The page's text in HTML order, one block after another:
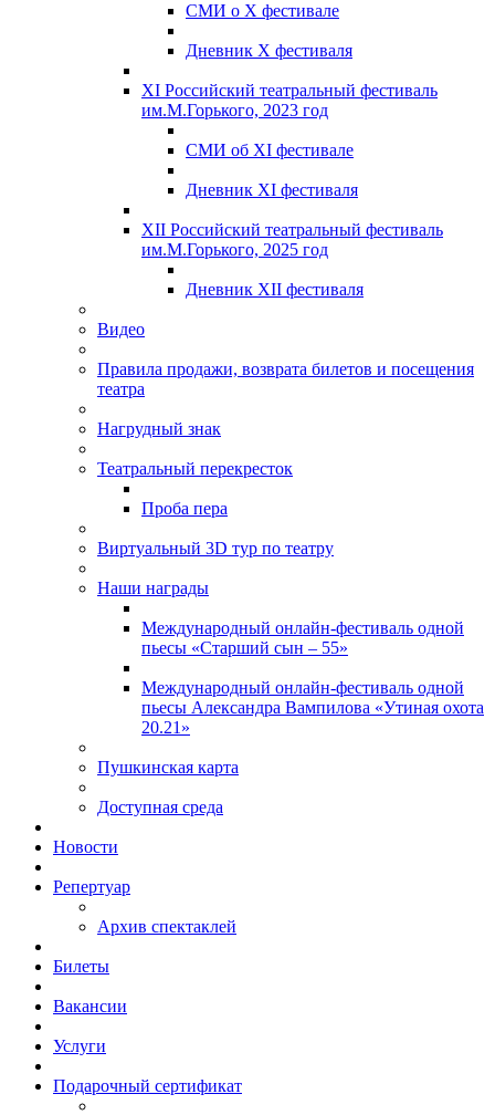
СМИ о X фестивале
Дневник X фестиваля
XI Российский театральный фестиваль
им.М.Горького, 2023 год
СМИ об XI фестивале
Дневник XI фестиваля
XII Российский театральный фестиваль
им.М.Горького, 2025 год
Дневник XII фестиваля
Видео
Правила продажи, возврата билетов и посещения
театра
Нагрудный знак
Театральный перекресток
Проба пера
Виртуальный 3D тур по театру
Наши награды
Международный онлайн-фестиваль одной
пьесы «Старший сын – 55»
Международный онлайн-фестиваль одной
пьесы Александра Вампилова «Утиная охота
20.21»
Пушкинская карта
Доступная среда
Новости
Репертуар
Архив спектаклей
Билеты
Вакансии
Услуги
Подарочный сертификат